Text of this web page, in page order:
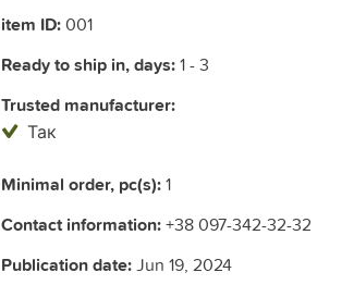
item ID:001
Ready to ship in, days:1 - 3
Trusted manufacturer:
Так
Minimal order, pc(s):1
Contact information:+38 097-342-32-32
Publication date:Jun 19, 2024